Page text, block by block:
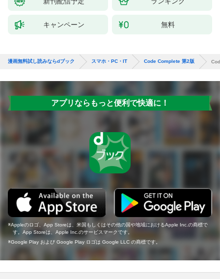
キャンペーン 無料
漫画無料試し読みならdブック スマホ・PC・IT Code Complete 第2版
アプリならもっと便利で快適に！
Appleのロゴ、App Storeは、米国もしくはその他の国や地域におけるApple Inc.の商標で
す。App Storeは、Apple Inc.のサービスマークです。
Google Play および Google Play ロゴは Google LLC の商標です。